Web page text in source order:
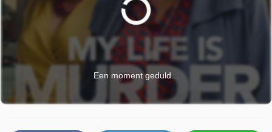
Een moment geduld...